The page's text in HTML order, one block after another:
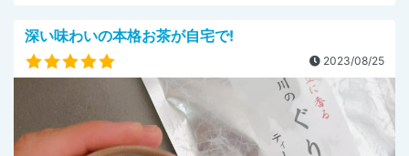
深い味わいの本格お茶が自宅で!
2023/08/25